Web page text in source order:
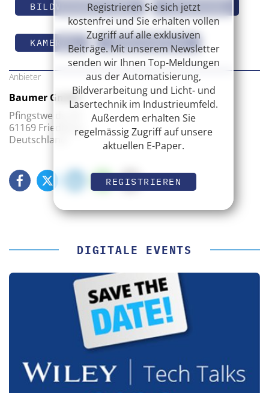
Registrieren Sie sich jetzt
kostenfrei und Sie erhalten vollen
Zugriff auf alle exklusiven
Beiträge. Mit unserem Newsletter
senden wir Ihnen Top-Meldungen
aus der Automatisierung,
Bildverarbeitung und Licht- und
Lasertechnik im Industrieumfeld.
Außerdem erhalten Sie
regelmässig Zugriff auf unsere
aktuellen E-Paper.
REGISTRIEREN
BILDVERARBEITUNG INTERVIEW
KAMERAS SMARTKAMERAS
Anbieter
Baumer GmbH
Pfingstweide 28
61169 Friedberg
Deutschland
DIGITALE EVENTS